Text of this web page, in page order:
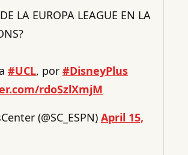
LA EUROPA LEAGUE EN LA
#UCL, por #DisneyPlus
rdoSzlXmjM
(@SC_ESPN) April 15,